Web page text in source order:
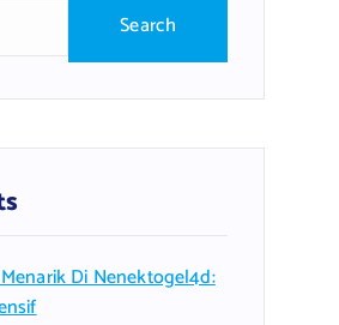
Di Nenektogel4d: